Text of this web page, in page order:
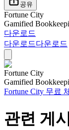
공유
Fortune City
Gamified
다운로드
다운로드다운로드
Fortune City
Gamified
Fortune City 무료
관련 게